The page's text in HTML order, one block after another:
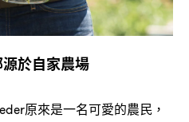
於自家農場
原來是一名可愛的農民 ，